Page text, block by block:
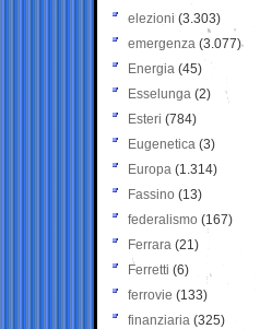
elezioni (3.303)
emergenza (3.077)
Energia (45)
Esselunga (2)
Esteri (784)
Eugenetica (3)
Europa (1.314)
Fassino (13)
federalismo (167)
Ferrara (21)
Ferretti (6)
ferrovie (133)
finanziaria (325)